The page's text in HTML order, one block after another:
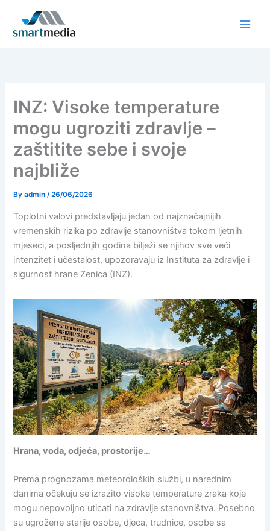
content
INZ: Visoke temperature
mogu ugroziti zdravlje –
zaštitite sebe i svoje
najbliže
Byadmin/26/06/2026
Toplotni valovi predstavljaju jedan od najznačajnijih
vremenskih rizika po zdravlje stanovništva tokom ljetnih
mjeseci, a posljednjih godina bilježi se njihov sve veći
intenzitet i učestalost, upozoravaju iz Instituta za zdravlje i
sigurnost hrane Zenica (INZ).
Hrana, voda, odjeća, prostorije…
Prema prognozama meteoroloških službi, u narednim
danima očekuju se izrazito visoke temperature zraka koje
mogu nepovoljno uticati na zdravlje stanovništva. Posebno
su ugrožene starije osobe, djeca, trudnice, osobe sa